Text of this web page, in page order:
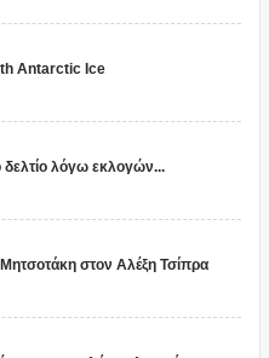
Antarctic Ice
λόγω εκλογών...
στον Αλέξη Τσίπρα